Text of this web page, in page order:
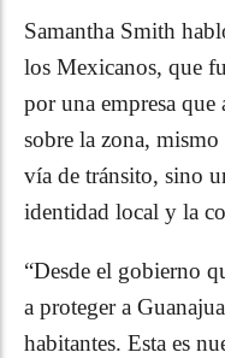
Samantha Smith
los Mexicanos, que
por una empresa
sobre la zona,
vía de tránsito, sino
identidad local y la
“Desde el gobierno
a proteger a
habitantes. Esta es